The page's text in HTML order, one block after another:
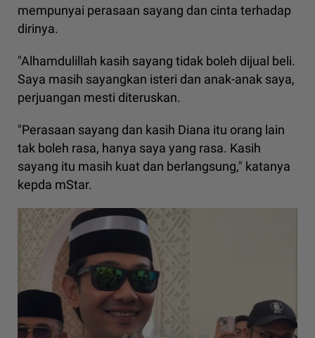
mempunyai perasaan sayang dan cinta terhadap
dirinya.
"Alhamdulillah kasih sayang tidak boleh dijual beli.
Saya masih sayangkan isteri dan anak-anak saya,
perjuangan mesti diteruskan.
"Perasaan sayang dan kasih Diana itu orang lain
tak boleh rasa, hanya saya yang rasa. Kasih
sayang itu masih kuat dan berlangsung," katanya
kepda mStar.